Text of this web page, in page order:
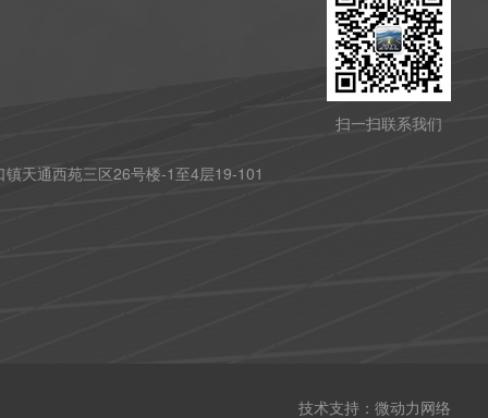
天通西苑三区26号楼-1至4层19-101
扫一扫联系我们
技术支持：微动力网络